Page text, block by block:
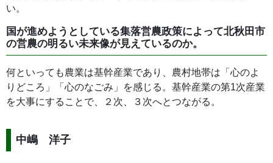
い。
国が進めようとしている集落営農政策によって北秋田市
の営農の明るい未来像が見えているのか。
何といっても農業は基幹産業であり、農村地帯は「心のよ
りどころ」「心のなごみ」を感じる。基幹産業の第1次産業
を大事にすることで、２次、３次へとつながる。
中嶋 洋子